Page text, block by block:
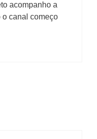
acompanho a
canal começo